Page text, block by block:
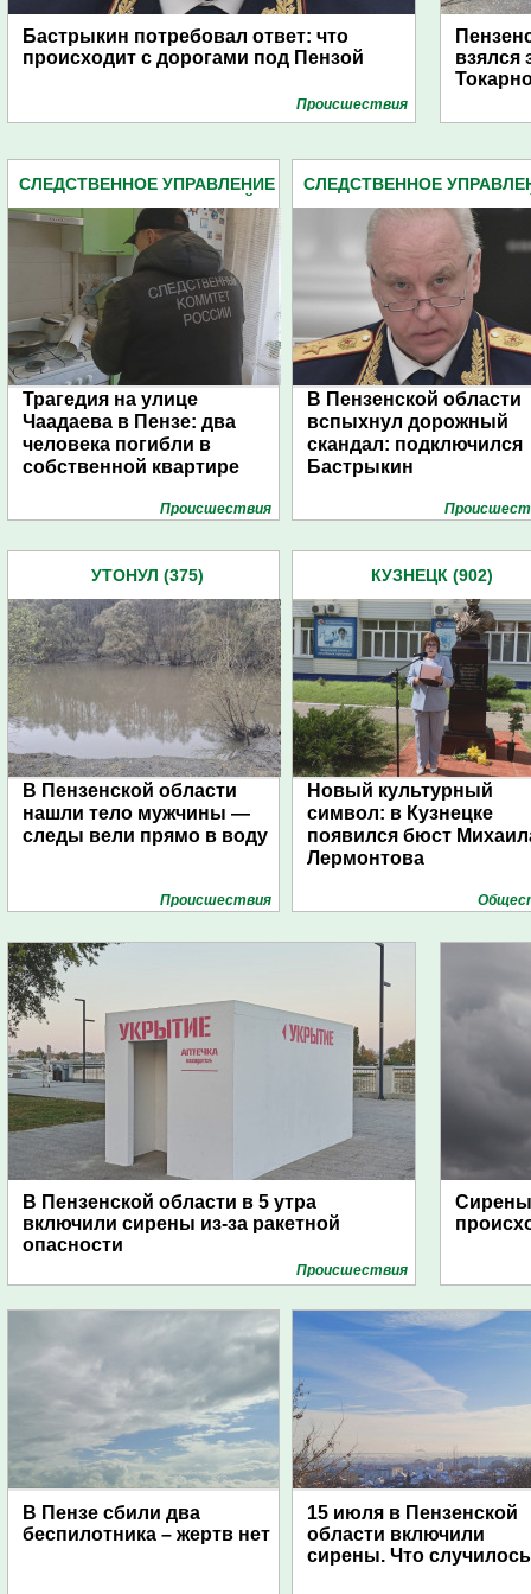
Бастрыкин потребовал ответ: что
происходит с дорогами под Пензой
Проиcшествия
взялся
СЛЕДСТВЕННОЕ УПРАВЛЕНИЕ
ОБЛАСТИ (2162)
Трагедия на улице
Чаадаева в Пензе: два
человека погибли в
собственной квартире
Проиcшествия
СЛЕДСТВЕННОЕ
ОБЛАСТИ (2162)
В Пензенской области
вспыхнул дорожный
скандал: подключился
Бастрыкин
УТОНУЛ (375)
В Пензенской области
нашли тело мужчины —
следы вели прямо в воду
Проиcшествия
КУЗНЕЦК (902)
Новый культурный
символ: в Кузнецке
появился бюст
Лермонтова
В Пензенской области в 5 утра
включили сирены из-за ракетной
опасности
Проиcшествия
Сирены
В Пензе сбили два
беспилотника – жертв нет
15 июля в Пензенской
области включили
сирены. Что